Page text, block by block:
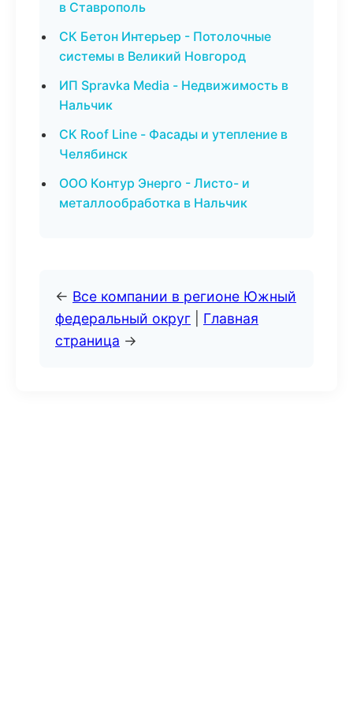
в Ставрополь
СК Бетон Интерьер - Потолочные
системы в Великий Новгород
ИП Spravka Media - Недвижимость в
Нальчик
СК Roof Line - Фасады и утепление в
Челябинск
ООО Контур Энерго - Листо- и
металлообработка в Нальчик
← Все компании в регионе Южный
федеральный округ
Главная
страница →